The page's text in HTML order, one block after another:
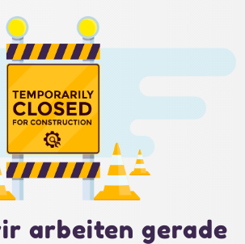
arbeiten gerade